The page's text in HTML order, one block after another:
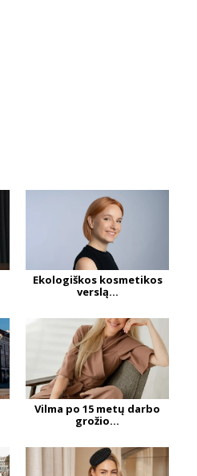
Ekologiškos kosmetikos
verslą...
Vilma po 15 metų darbo
grožio...